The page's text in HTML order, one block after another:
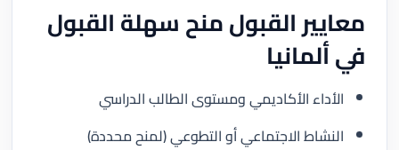
معايير القبول منح سهلة القبول
في ألمانيا
الأداء الأكاديمي ومستوى الطالب الدراسي
النشاط الاجتماعي أو التطوعي (لمنح محددة)